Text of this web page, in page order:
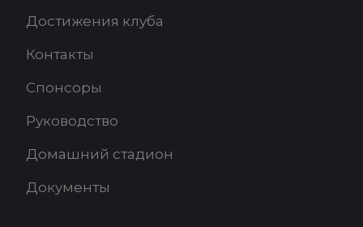
Достижения клуба
Контакты
Спонсоры
Руководство
Домашний стадион
Документы